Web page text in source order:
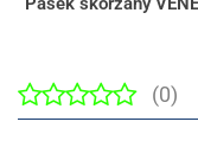
(0)